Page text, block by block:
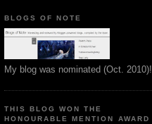
BLOGS OF NOTE
My blog was nominated (Oct. 2010)!
THIS BLOG WON THE
HONOURABLE MENTION AWARD